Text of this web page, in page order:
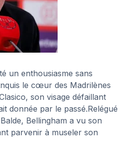
un enthousiasme sans
le cœur des Madrilènes
son visage défaillant
donnée par le passé.Relégué
Bellingham a vu son
parvenir à museler son